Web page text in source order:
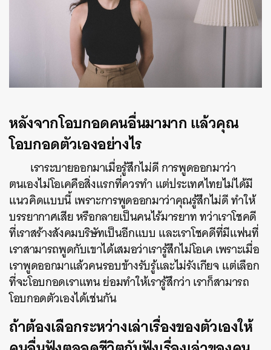
หลังจากโอบกอดคนอื่นมามาก แล้วคุณ
โอบกอดตัวเองอย่างไร
เราระบายออกมาเมื่อรู้สึกไม่ดี การพูดออกมาว่า
ตนเองไม่โอเคคือสิ่งแรกที่ควรทำ แต่ประเทศไทยไม่ได้มี
แนวคิดแบบนี้ เพราะการพูดออกมาว่าคุณรู้สึกไม่ดี ทำให้
บรรยากาศเสีย หรือกลายเป็นคนไร้มารยาท ทว่าเราโชคดี
ที่เราสร้างสังคมบริษัทเป็นอีกแบบ และเราโชคดีที่มีแฟนที่
เราสามารถพูดกับเขาได้เสมอว่าเรารู้สึกไม่โอเค เพราะเมื่อ
เราพูดออกมาแล้วคนรอบข้างรับรู้และไม่รังเกียจ แต่เลือก
ที่จะโอบกอดเราแทน ย่อมทำให้เรารู้สึกว่า เราก็สามารถ
โอบกอดตัวเองได้เช่นกัน
ถ้าต้องเลือกระหว่างเล่าเรื่องของตัวเองให้